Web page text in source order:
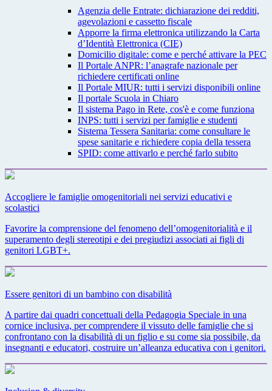
Agenzia delle Entrate: dichiarazione dei redditi,
agevolazioni e cassetto fiscale
Apporre la firma elettronica utilizzando la Carta
d’Identità Elettronica (CIE)
Domicilio digitale: come e perché attivare la PEC
Il Portale ANPR: l’anagrafe nazionale per
richiedere certificati online
Il Portale MIUR: tutti i servizi disponibili online
Il portale Scuola in Chiaro
Il sistema Pago in Rete, cos'è e come funziona
INPS: tutti i servizi per famiglie e studenti
Sistema Tessera Sanitaria: come consultare le
spese sanitarie e richiedere copia della tessera
SPID: come attivarlo e perché farlo subito
Accogliere le famiglie omogenitoriali nei servizi educativi e
scolastici
Favorire la comprensione del fenomeno dell’omogenitorialità e il
superamento degli stereotipi e dei pregiudizi associati ai figli di
genitori LGBT+.
Essere genitori di un bambino con disabilità
A partire dai quadri concettuali della Pedagogia Speciale in una
cornice inclusiva, per comprendere il vissuto delle famiglie che si
confrontano con la disabilità di un figlio e su come sia possibile, da
insegnanti e educatori, costruire un’alleanza educativa con i genitori.